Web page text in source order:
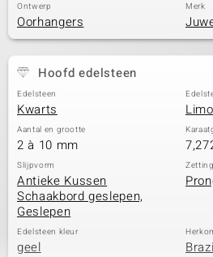
Ontwerp
Oorhangers
Merk
Hoofd edelsteen
Edelsteen
Kwarts
Aantal en grootte
2 à 10 mm
Slijpvorm
Antieke Kussen
Schaakbord geslepen,
Geslepen
Zetting
Edelsteen kleur
geel